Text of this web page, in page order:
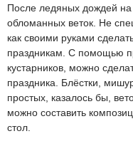
После ледяных дождей на
обломанных веток. Не
как своими руками
праздникам. С помощью
кустарников, можно
праздника. Блёстки,
простых, казалось бы,
можно составить
стол.